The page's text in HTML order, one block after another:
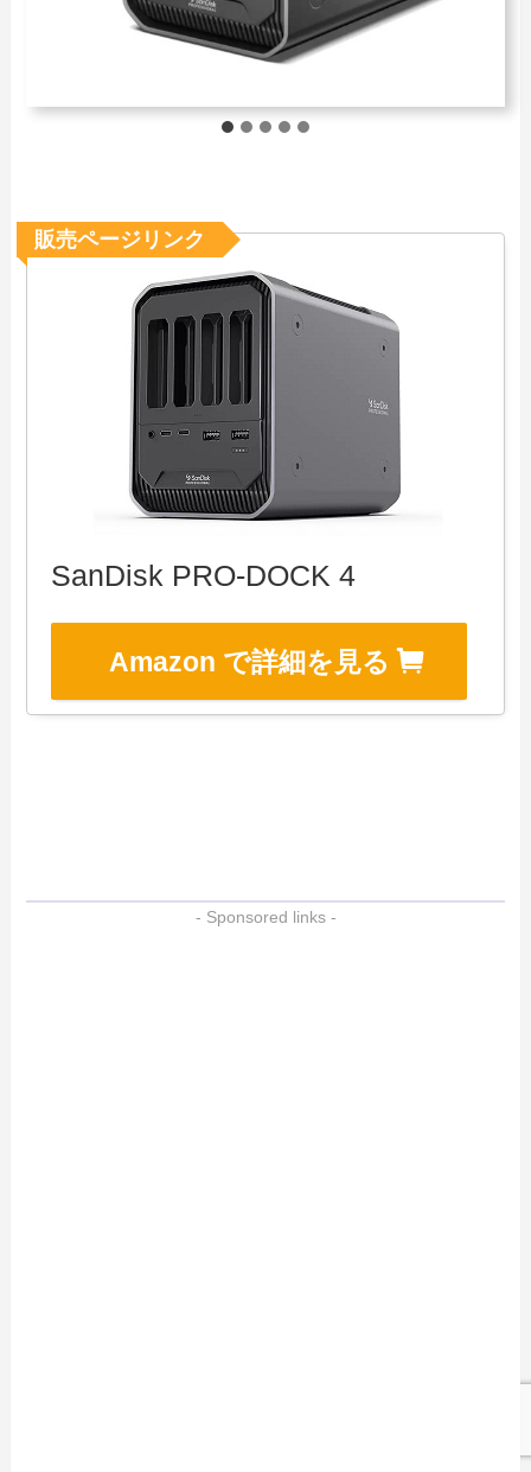
SanDisk PRO-DOCK 4
Amazon で詳細を見る
販売ページリンク
- Sponsored links -